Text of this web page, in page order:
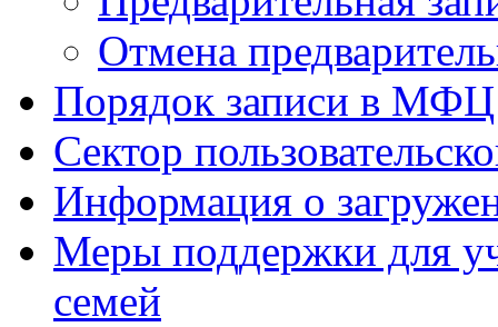
Отмена
Порядок записи в МФЦ
Сектор
Информация о
Меры поддержки для
семей